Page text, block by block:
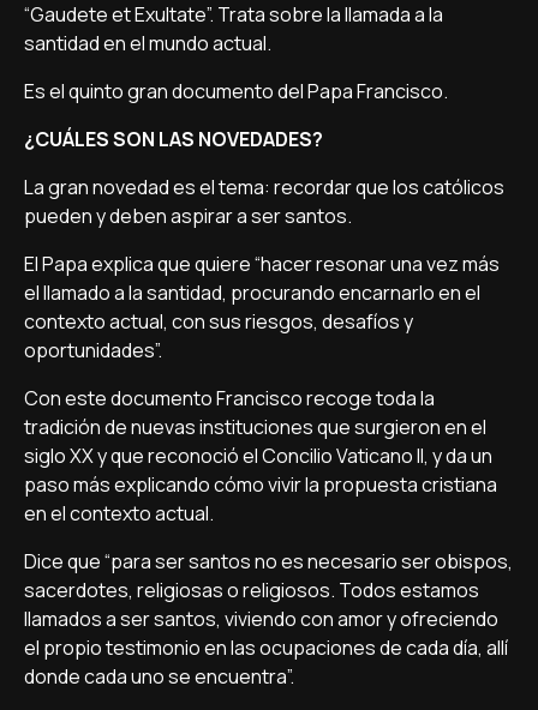
“Gaudete et Exultate”. Trata sobre la llamada a la
santidad en el mundo actual.
Es el quinto gran documento del Papa Francisco.
¿CUÁLES SON LAS NOVEDADES?
La gran novedad es el tema: recordar que los católicos
pueden y deben aspirar a ser santos.
El Papa explica que quiere “hacer resonar una vez más
el llamado a la santidad, procurando encarnarlo en el
contexto actual, con sus riesgos, desafíos y
oportunidades”.
Con este documento Francisco recoge toda la
tradición de nuevas instituciones que surgieron en el
siglo XX y que reconoció el Concilio Vaticano II, y da un
paso más explicando cómo vivir la propuesta cristiana
en el contexto actual.
Dice que “para ser santos no es necesario ser obispos,
sacerdotes, religiosas o religiosos. Todos estamos
llamados a ser santos, viviendo con amor y ofreciendo
el propio testimonio en las ocupaciones de cada día, allí
donde cada uno se encuentra”.